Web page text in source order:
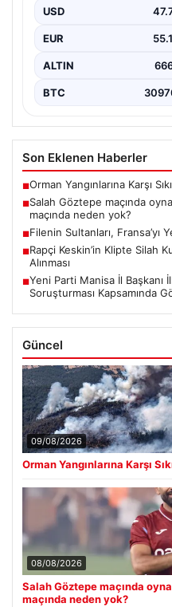
USD
EUR
ALTIN
BTC
Son Eklenen Haberler
■Orman Yangınlarına Karşı
■Salah Göztepe maçında
maçında neden yok?
■Filenin Sultanları,
■Rapçi Keskin’in Klipte Silah
Alınması
■Yeni Parti Manisa İl Başkanı
Soruşturması Kapsamında
Güncel
09/08/2026
Orman Yangınlarına Karşı
08/08/2026
Salah Göztepe maçında
maçında neden yok?